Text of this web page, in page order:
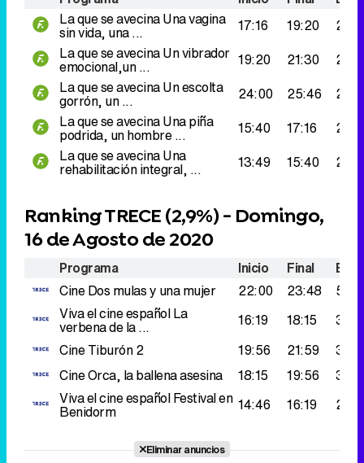
La que se avecinaUna vagina
sin vida, una ... 17:16 19:20
La que se avecinaUn vibrador
emocional,un ... 19:20 21:30
La que se avecinaUn escolta
gorrón, un ... 24:00 25:46
La que se avecinaUna piña
podrida, un hombre ... 15:40 17:16
La que se avecinaUna
rehabilitación integral, ... 13:49 15:40
Ranking TRECE (2,9%) - Domingo,
16 de Agosto de 2020
Programa Inicio Final
CineDos mulas y una mujer 22:00 23:48
Viva el cine españolLa
verbena de la ... 16:19 18:15
CineTiburón 2 19:56 21:59
CineOrca, la ballena asesina 18:15 19:56
Viva el cine españolFestival en
Benidorm 14:46 16:19
Eliminar anuncios